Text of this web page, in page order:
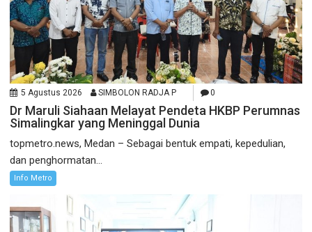
5 Agustus 2026 SIMBOLON RADJA P 0
Dr Maruli Siahaan Melayat Pendeta HKBP Perumnas
Simalingkar yang Meninggal Dunia
topmetro.news, Medan – Sebagai bentuk empati, kepedulian,
dan penghormatan...
Info Metro